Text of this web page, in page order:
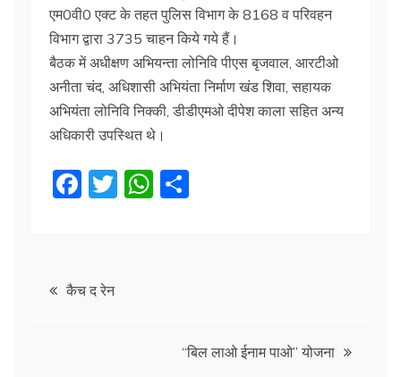
एम0वी0 एक्ट के तहत पुलिस विभाग के 8168 व परिवहन
विभाग द्वारा 3735 चाहन किये गये हैं।
बैठक में अधीक्षण अभियन्ता लोनिवि पीएस बृजवाल, आरटीओ
अनीता चंद, अधिशासी अभियंता निर्माण खंड शिवा, सहायक
अभियंता लोनिवि निक्की, डीडीएमओ दीपेश काला सहित अन्य
अधिकारी उपस्थित थे।
F
b
T
W
Postकैच द रेन
“बिल लाओ ईनाम पाओ” योजना